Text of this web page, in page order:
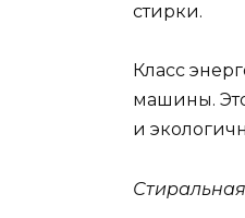
стирки.
Класс
машины.
и